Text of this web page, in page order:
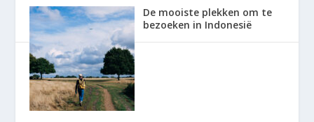
De mooiste plekken om te
bezoeken in Indonesië